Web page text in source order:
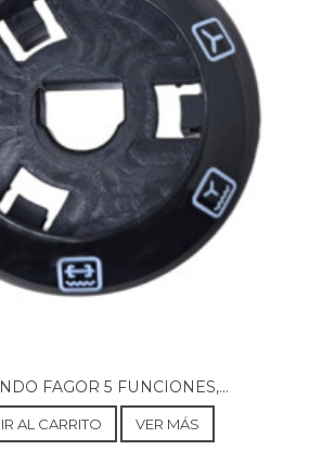
FAGOR 5 FUNCIONES,...
AL CARRITO VER MÁS